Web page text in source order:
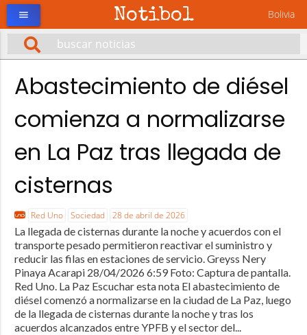
Notibol Bolivia
menu
Abastecimiento de diésel
comienza a normalizarse
en La Paz tras llegada de
cisternas
Red Uno Sociedad 28 de abril de 2026
La llegada de cisternas durante la noche y acuerdos con el
transporte pesado permitieron reactivar el suministro y
reducir las filas en estaciones de servicio. Greyss Nery
Pinaya Acarapi 28/04/2026 6:59 Foto: Captura de pantalla.
Red Uno. La Paz Escuchar esta nota El abastecimiento de
diésel comenzó a normalizarse en la ciudad de La Paz, luego
de la llegada de cisternas durante la noche y tras los
acuerdos alcanzados entre YPFB y el sector del...